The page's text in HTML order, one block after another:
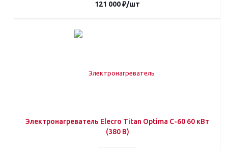
121 000₽/шт
Электронагреватель Elecro Titan Optima С-60 60 кВт
(380 В)